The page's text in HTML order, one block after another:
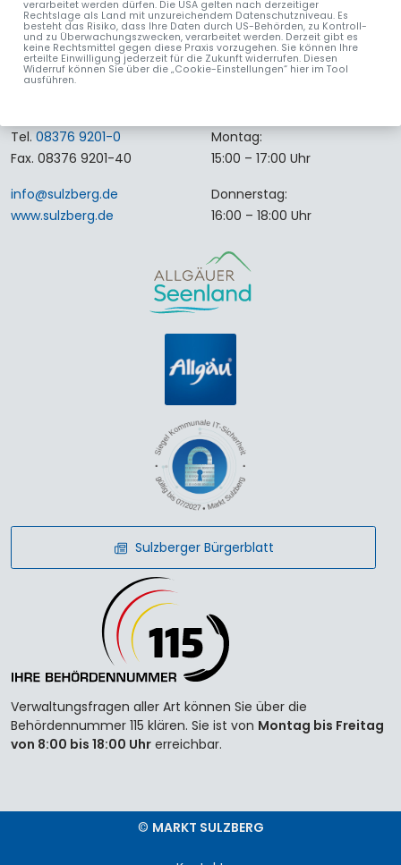
MARKT SULZBERG
Rathausplatz 4
Tel. 08376 9201-0
Fax. 08376 9201-40
info@sulzberg.de
www.sulzberg.de
ÖFFNUNGSZEITEN
Montag bis Freitag:
Montag:
15:00 – 17:00 Uhr
Donnerstag:
16:00 – 18:00 Uhr
Sulzberger Bürgerblatt
Verwaltungsfragen aller Art können Sie über die
Behördennummer 115 klären. Sie ist von Montag bis Freitag
von 8:00 bis 18:00 Uhr erreichbar.
verarbeitet werden dürfen. Die USA gelten nach derzeitiger
Rechtslage als Land mit unzureichendem Datenschutzniveau. Es
besteht das Risiko, dass Ihre Daten durch US-Behörden, zu Kontroll-
und zu Überwachungszwecken, verarbeitet werden. Derzeit gibt es
keine Rechtsmittel gegen diese Praxis vorzugehen. Sie können Ihre
erteilte Einwilligung jederzeit für die Zukunft widerrufen. Diesen
Widerruf können Sie über die „Cookie-Einstellungen“ hier im Tool
ausführen.
© MARKT SULZBERG